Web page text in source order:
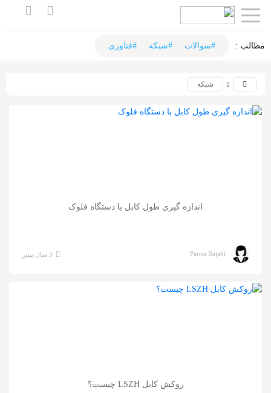
اشتراک
استفاده
از
خود
اشتراک
مطالب :‌ #سوالات #شبکه #فناوری
شبکه
اندازه گیری طول کابل با دستگاه فلوک
Parisa Rajabi 3 سال پیش
روکش کابل LSZH چیست؟